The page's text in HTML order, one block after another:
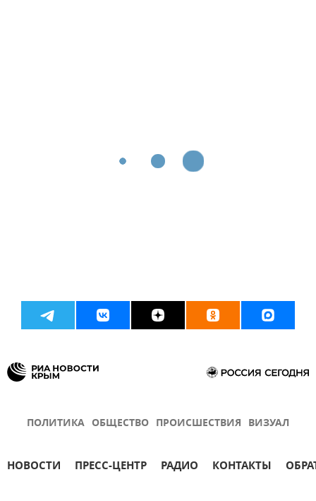
ПОЛИТИКА ОБЩЕСТВО ПРОИСШЕСТВИЯ ВИЗУАЛ
НОВОСТИ ПРЕСС-ЦЕНТР РАДИО КОНТАКТЫ